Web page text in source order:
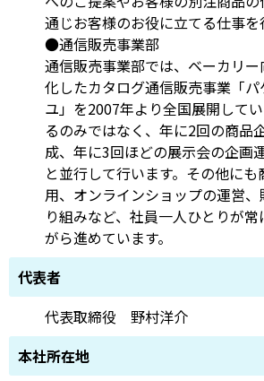
通じお客様のお役に立てる仕事を
●通信販売事業部
通信販売事業部では、ベーカリ
化したカタログ通信販売事業「
ユ」を2007年より全国展開して
るのみではなく、年に2回の商品
成、年に3回ほどの展示会の企画
と並行して行います。その他に
用、オンラインショップの運営
り組みなど、社員一人ひとりが
がら進めています。
代表者
代表取締役 野村洋介
本社所在地